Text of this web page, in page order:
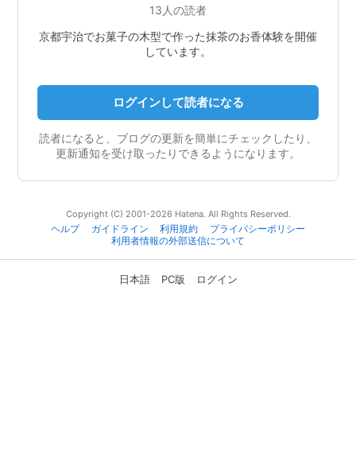
13人の読者
京都宇治でお菓子の木型で作った抹茶のお香体験を開催
しています。
ログインして読者になる
読者になると、ブログの更新を簡単にチェックしたり、
更新通知を受け取ったりできるようになります。
Copyright (C) 2001-2026 Hatena. All Rights Reserved.
ヘルプ
ガイドライン 利用規約
プライバシーポリシー
利用者情報の外部送信について
日本語 PC版 ログイン